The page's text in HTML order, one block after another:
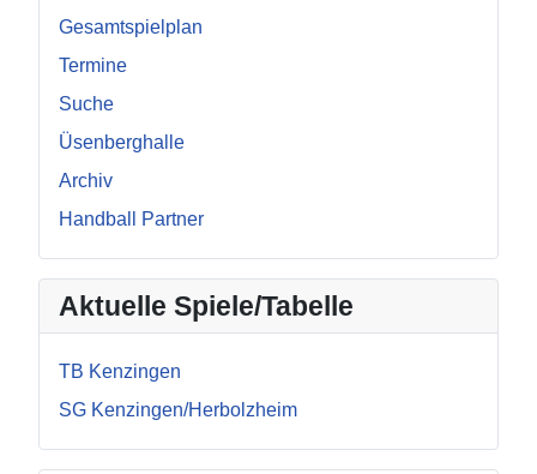
Gesamtspielplan
Termine
Suche
Üsenberghalle
Archiv
Handball Partner
Aktuelle Spiele/Tabelle
TB Kenzingen
SG Kenzingen/Herbolzheim